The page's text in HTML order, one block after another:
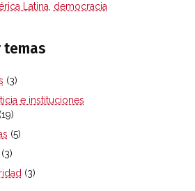
Latina democracia
temas
(3)
e instituciones
(19)
(5)
(3)
(3)